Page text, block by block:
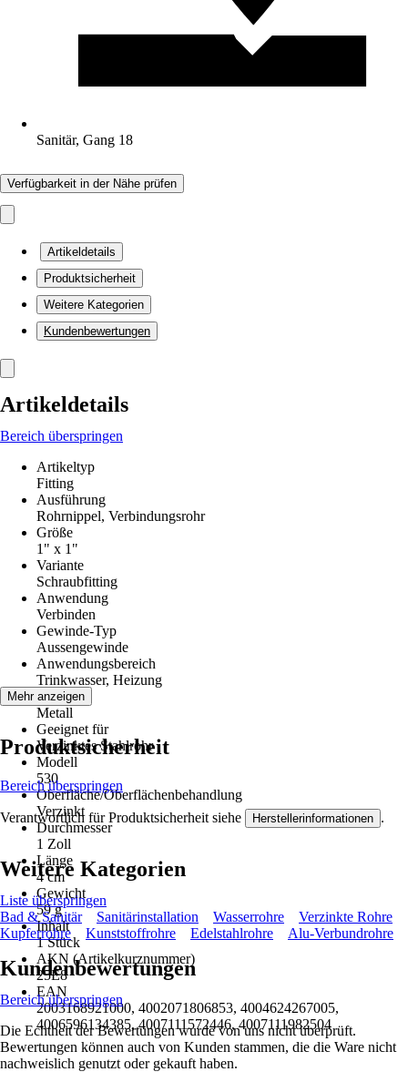
Sanitär, Gang 18
Verfügbarkeit in der Nähe prüfen
Artikeldetails
Produktsicherheit
Weitere Kategorien
Kundenbewertungen
Artikeldetails
Bereich überspringen
Artikeltyp
Fitting
Ausführung
Rohrnippel, Verbindungsrohr
Größe
1" x 1"
Variante
Schraubfitting
Anwendung
Verbinden
Gewinde-Typ
Aussengewinde
Anwendungsbereich
Trinkwasser, Heizung
Material
Metall
Geeignet für
Verzinktes Stahlrohr
Modell
530
Oberfläche/Oberflächenbehandlung
Verzinkt
Durchmesser
1 Zoll
Länge
4 cm
Gewicht
59 g
Inhalt
1 Stück
AKN (Artikelkurznummer)
25E8
EAN
2003168921000, 4002071806853, 4004624267005,
4006596134385, 4007111572446, 4007111982504
Mehr anzeigen
Produktsicherheit
Bereich überspringen
Verantwortlich für Produktsicherheit siehe Herstellerinformationen .
Weitere Kategorien
Liste überspringen
Bad & Sanitär
Sanitärinstallation Wasserrohre
Verzinkte Rohre
Kupferrohre
Kunststoffrohre Edelstahlrohre Alu-Verbundrohre
Kundenbewertungen
Bereich überspringen
Die Echtheit der Bewertungen wurde von uns nicht überprüft.
Bewertungen können auch von Kunden stammen, die die Ware nicht
nachweislich genutzt oder gekauft haben.